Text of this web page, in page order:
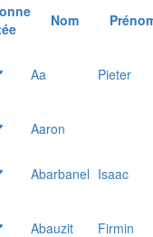
Nom
Aa Pieter
Aaron
Abarbanel Isaac
Abauzit
Firmin